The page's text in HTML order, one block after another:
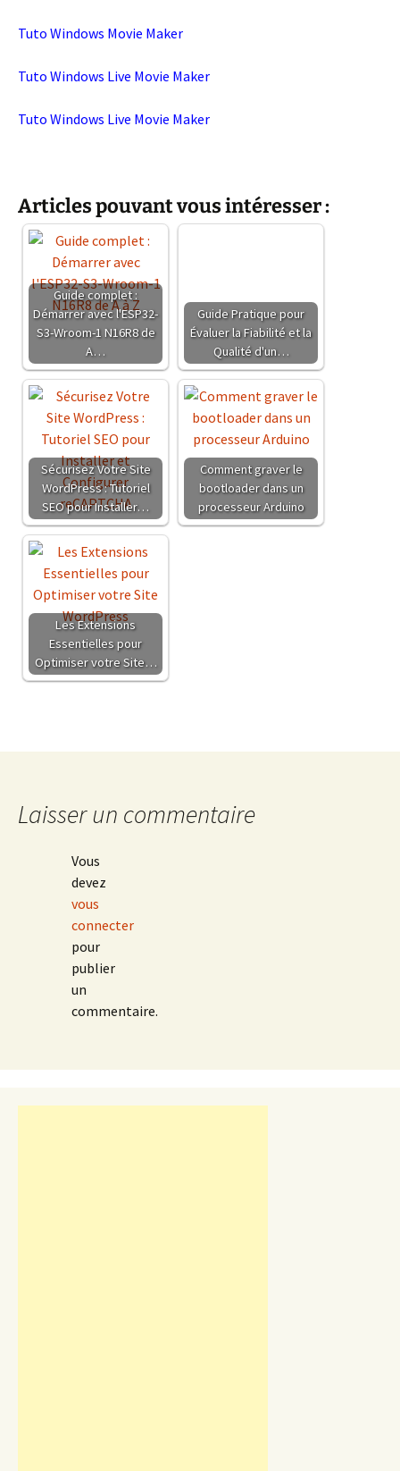
Tuto Windows Movie Maker
Tuto Windows Live Movie Maker
Tuto Windows Live Movie Maker
Articles pouvant vous intéresser :
Guide complet :
Démarrer avec l'ESP32-
S3-Wroom-1 N16R8 de
A…
Guide Pratique pour
Évaluer la Fiabilité et la
Qualité d'un…
Sécurisez Votre Site
WordPress : Tutoriel
SEO pour Installer…
Comment graver le
bootloader dans un
processeur Arduino
Les Extensions
Essentielles pour
Optimiser votre Site…
Laisser un commentaire
Vous
devez
vous
connecter
pour
publier
un
commentaire.